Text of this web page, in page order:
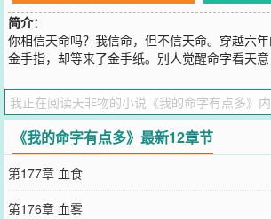
简介：
你相信天命吗？我信命，但不信天命。穿越六
金手指，却等来了金手纸。别人觉醒命字看天
您要是觉得《我的命字有点多》还不错的话请
博微信里的朋友推荐哦！
《我的命字有点多》最新12章节
第177章 血食
第176章 血雾